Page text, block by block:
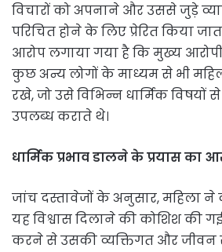
विचारों को अपनाने और उससे जुड़े
परिचित होने के लिए प्रेरित किया
आरोप लगाया गया है कि मुख्य
कुछ अन्य लोगों के माध्यम से भी
रखे, जो उसे विभिन्न धार्मिक विषयों
उपलब्ध कराते थे।
धार्मिक प्रभाव डालने के प्रयास का
जांच दस्तावेजों के अनुसार, महिला ने
यह विश्वास दिलाने की कोशिश की
करने से उसकी व्यक्तिगत और जीवन